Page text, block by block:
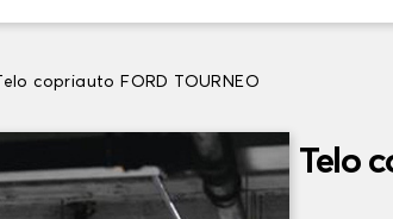
Telo copriauto FORD TOURNEO
Telo